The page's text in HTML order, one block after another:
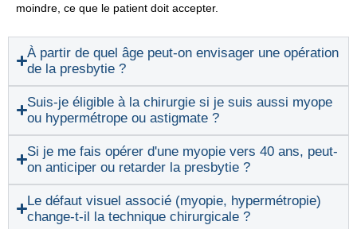
moindre, ce que le patient doit accepter.
À partir de quel âge peut-on envisager une opération
de la presbytie ?
Suis-je éligible à la chirurgie si je suis aussi myope
ou hypermétrope ou astigmate ?
Si je me fais opérer d'une myopie vers 40 ans, peut-
on anticiper ou retarder la presbytie ?
Le défaut visuel associé (myopie, hypermétropie)
change-t-il la technique chirurgicale ?